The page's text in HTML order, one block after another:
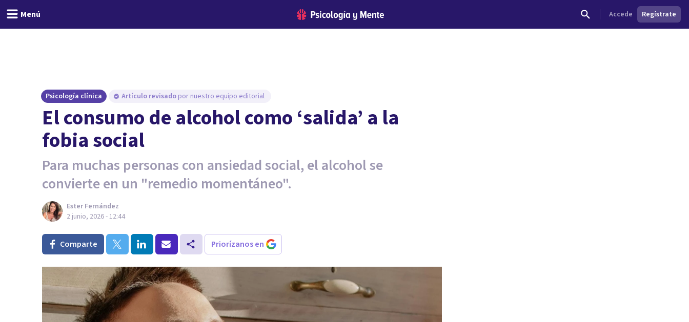
Menú Accede Regístrate
Psicología clínica Artículo revisado por nuestro equipo editorial
El consumo de alcohol como ‘salida’ a la
fobia social
Para muchas personas con ansiedad social, el alcohol se
convierte en un "remedio momentáneo".
Ester Fernández
2 junio, 2026 - 12:44
Comparte Priorízanos en